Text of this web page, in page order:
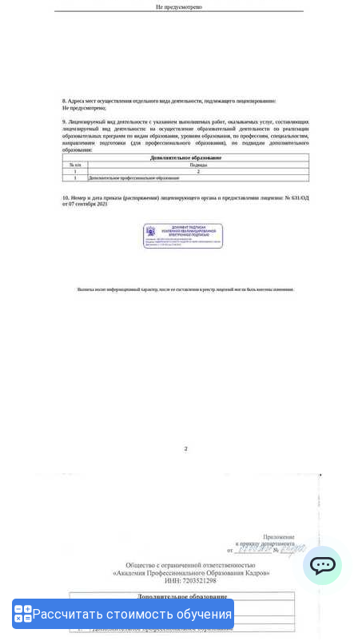
Рассчитать стоимость обучения
Свяжитесь с нами через любой удобный мессенджер!
Vkontakte EMail
Max
ChatApp